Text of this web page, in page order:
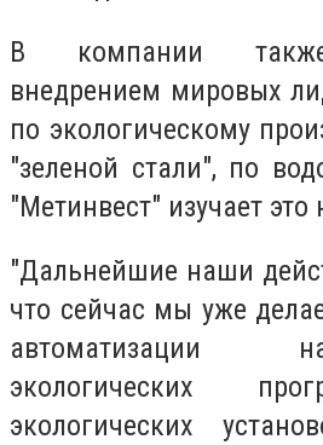
В компании
внедрением мировых
по экологическому
"зеленой стали", по
"Метинвест" изучает
"Дальнейшие наши
что сейчас мы уже
автоматизации
экологических
экологических